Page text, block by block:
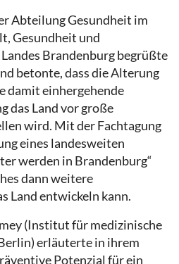
Abteilung Gesundheit im
Gesundheit und
Brandenburg begrüßte
betonte, dass die Alterung
damit einhergehende
das Land vor große
wird. Mit der Fachtagung
eines landesweiten
werden in Brandenburg“
dann weitere
Land entwickeln kann.
(Institut für medizinische
erläuterte in ihrem
Potenzial für ein